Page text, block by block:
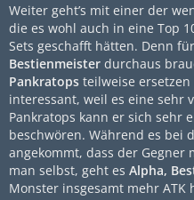
Weiter geht’s mit einer der
die es wohl auch in eine Top
Sets geschafft hätten. Denn
Bestienmeister durchaus
Pankratops teilweise
interessant, weil es eine sehr
Pankratops kann er sich sehr
beschwören. Während es bei
angekommt, dass der
man selbst, geht es Alpha,
Monster insgesamt mehr ATK